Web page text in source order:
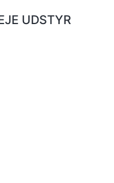
UDSTYR